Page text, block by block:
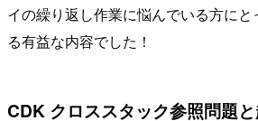
イの繰り返し作業に悩んでいる方に
る有益な内容でした！
CDK クロススタック参照問題